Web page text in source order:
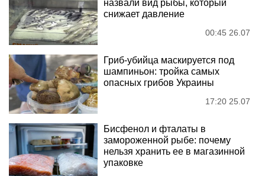
назвали вид рыбы, который
снижает давление
00:45 26.07
Гриб-убийца маскируется под
шампиньон: тройка самых
опасных грибов Украины
17:20 25.07
Бисфенол и фталаты в
замороженной рыбе: почему
нельзя хранить ее в магазинной
упаковке